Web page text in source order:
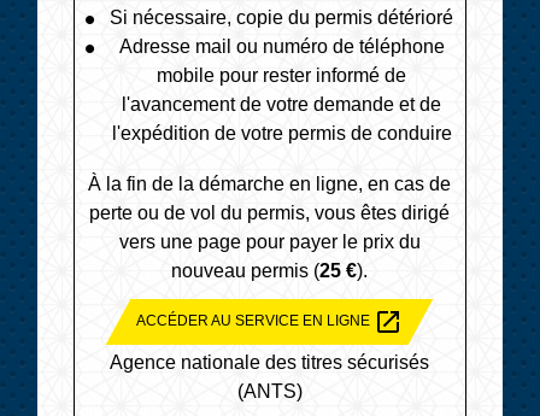
Si nécessaire, copie du permis détérioré
Adresse mail ou numéro de téléphone
mobile pour rester informé de
l'avancement de votre demande et de
l'expédition de votre permis de conduire
À la fin de la démarche en ligne, en cas de
perte ou de vol du permis, vous êtes dirigé
vers une page pour payer le prix du
nouveau permis (25 €).
ACCÉDER AU SERVICE EN LIGNE open_in_new
Agence nationale des titres sécurisés
(ANTS)